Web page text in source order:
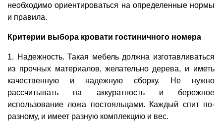
необходимо ориентироваться на определенные нормы
и правила.
Критерии выбора кровати гостиничного номера
1. Надежность. Такая мебель должна изготавливаться
из прочных материалов, желательно дерева, и иметь
качественную и надежную сборку. Не нужно
рассчитывать на аккуратность и бережное
использование ложа постояльцами. Каждый спит по-
разному, и имеет разную комплекцию и вес.